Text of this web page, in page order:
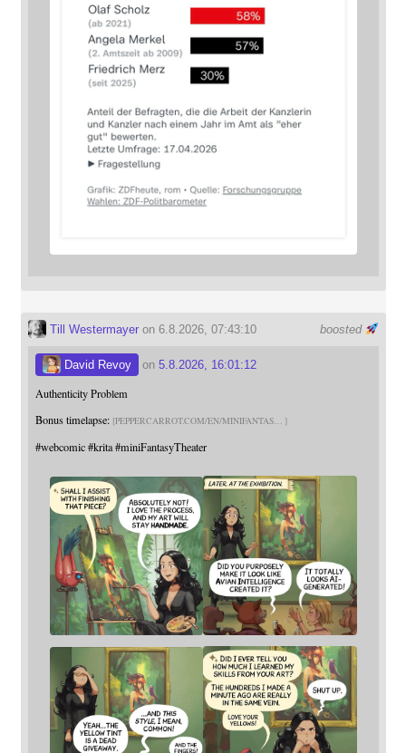
boosted
Till Westermayeron 6.8.2026, 07:43:10
David Revoy on 5.8.2026, 16:01:12
Authenticity Problem
Bonus timelapse: PEPPERCARROT.COM/EN/MINIFANTAS
#webcomic #krita #miniFantasyTheater